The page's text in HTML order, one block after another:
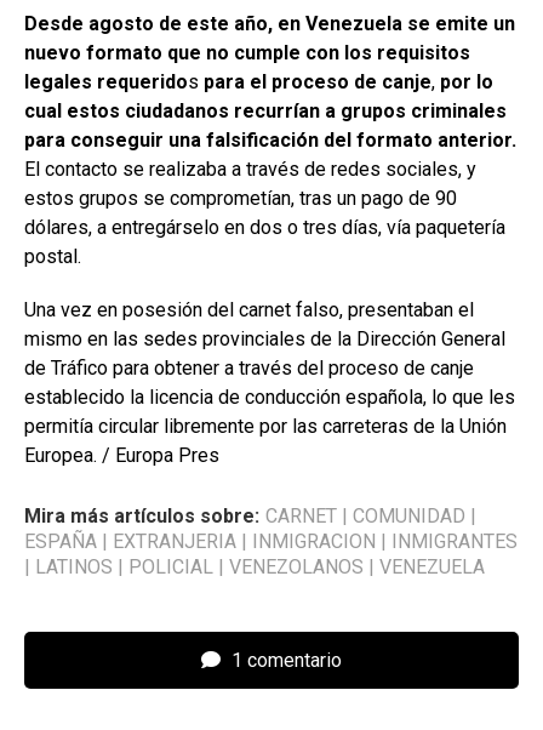
Desde agosto de este año, en Venezuela se emite un
nuevo formato que no cumple con los requisitos
legales requeridos para el proceso de canje, por lo
cual estos ciudadanos recurrían a grupos criminales
para conseguir una falsificación del formato anterior.
El contacto se realizaba a través de redes sociales, y
estos grupos se comprometían, tras un pago de 90
dólares, a entregárselo en dos o tres días, vía paquetería
postal.
Una vez en posesión del carnet falso, presentaban el
mismo en las sedes provinciales de la Dirección General
de Tráfico para obtener a través del proceso de canje
establecido la licencia de conducción española, lo que les
permitía circular libremente por las carreteras de la Unión
Europea. / Europa Pres
Mira más artículos sobre: CARNET COMUNIDAD
ESPAÑA
EXTRANJERIA INMIGRACION
INMIGRANTES
LATINOS POLICIAL VENEZOLANOS VENEZUELA
1 comentario